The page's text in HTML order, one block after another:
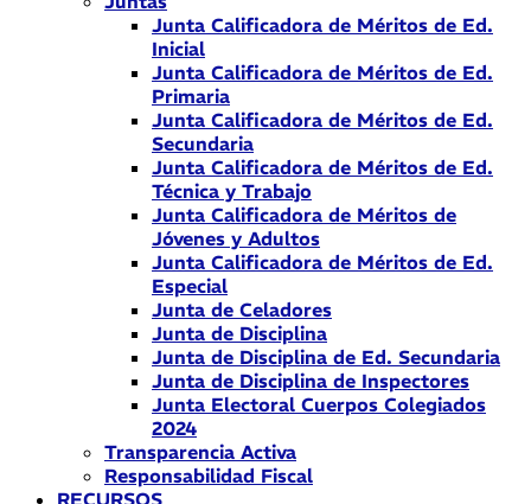
Junta Calificadora de Méritos de Ed.
Inicial
Junta Calificadora de Méritos de Ed.
Primaria
Junta Calificadora de Méritos de Ed.
Secundaria
Junta Calificadora de Méritos de Ed.
Técnica y Trabajo
Junta Calificadora de Méritos de
Jóvenes y Adultos
Junta Calificadora de Méritos de Ed.
Especial
Junta de Celadores
Junta de Disciplina
Junta de Disciplina de Ed. Secundaria
Junta de Disciplina de Inspectores
Junta Electoral Cuerpos Colegiados
2024
Transparencia Activa
Responsabilidad Fiscal
RECURSOS